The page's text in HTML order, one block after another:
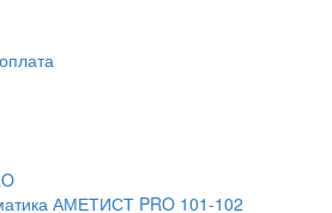
АМЕТИСТ PRO 101-102